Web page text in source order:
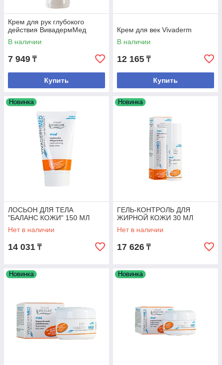
Крем для рук глубокого
действия ВивадермМед
В наличии
7 949 ₸
Купить
Крем для век Vivaderm
В наличии
12 165 ₸
Купить
Новинка
ЛОСЬОН ДЛЯ ТЕЛА
"БАЛАНС КОЖИ" 150 МЛ
Нет в наличии
14 031 ₸
Новинка
ГЕЛЬ-КОНТРОЛЬ ДЛЯ
ЖИРНОЙ КОЖИ 30 МЛ
Нет в наличии
17 626 ₸
Новинка Новинка